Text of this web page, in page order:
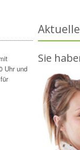
Uhr und
Sie